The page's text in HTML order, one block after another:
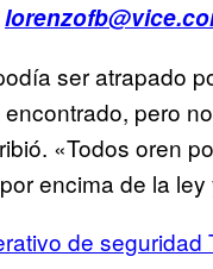
ser atrapado
pero
«Todos oren
encima de la ley
de seguridad